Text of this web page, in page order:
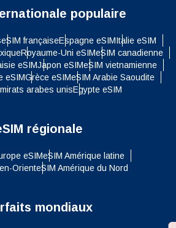
populaire
eSIM françaiseEspagne eSIMItalie eSIM
Royaume-Uni eSIMeSIM canadienne
eSIMJapon eSIMeSIM vietnamienne
eSIMGrèce eSIMeSIM Arabie Saoudite
arabes unisEgypte eSIM
régionale
eSIMeSIM Amérique latine
OrienteSIM Amérique du Nord
mondiaux